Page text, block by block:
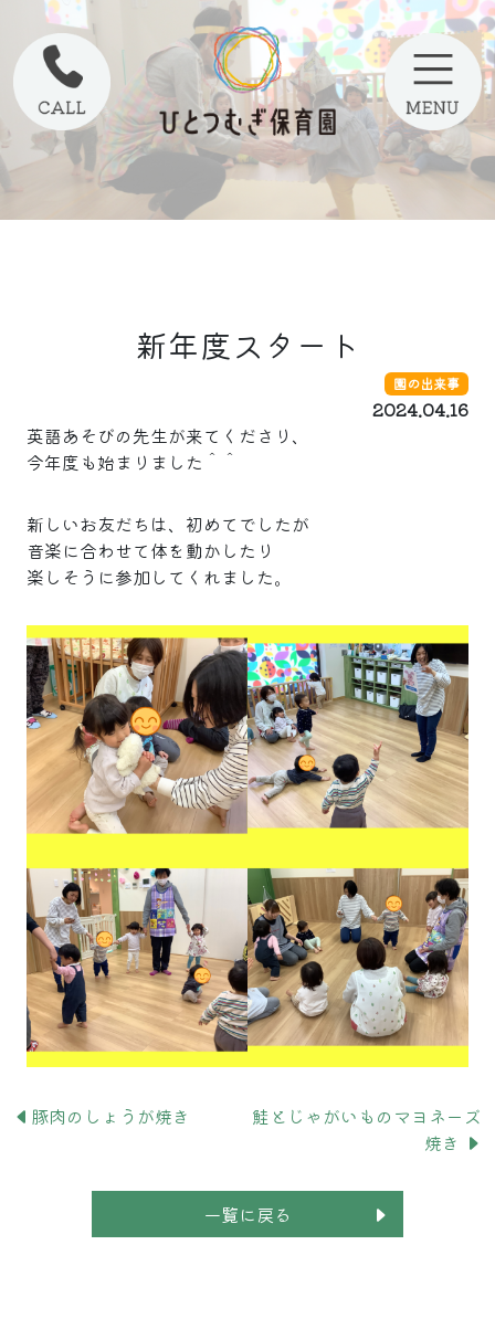
新年度スタート
園の出来事
2024.04.16
英語あそびの先生が来てくださり、
今年度も始まりました＾＾
新しいお友だちは、初めてでしたが
音楽に合わせて体を動かしたり
楽しそうに参加してくれました。
豚肉のしょうが焼き
鮭とじゃがいものマヨネーズ
焼き
一覧に戻る